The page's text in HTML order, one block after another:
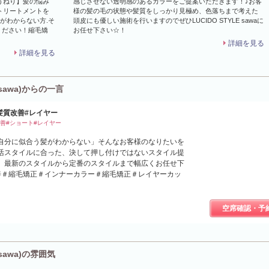
リートメントを
わからない方.そ
さい！縮毛矯
詳細を見る
様の髪の毛の状態や髪質をしっかり見極め、色落ちまで考えた
頭皮にも優しい施術を行いますのでぜひLUCIDO STYLE sawaに
お任せ下さい☆！
詳細を見る
からの一言
質改善#レイヤー
#ショート#レイヤー
分に似合う髪がわからない」そんなお客様のなりたいを
スタイルに合った、決して押し付けではないスタイル提
最新のスタイルから定番のスタイルまで幅広くお任せ下
縮毛矯正＃インナーカラー＃縮毛矯正＃レイヤーカッ
空席確認・予
の雰囲気